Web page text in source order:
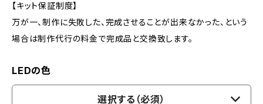
【キット保証制度】
万が一、制作に失敗した、完成させることが出来なかった、という
場合は制作代行の料金で完成品と交換致します。
LEDの色
選択する（必須）